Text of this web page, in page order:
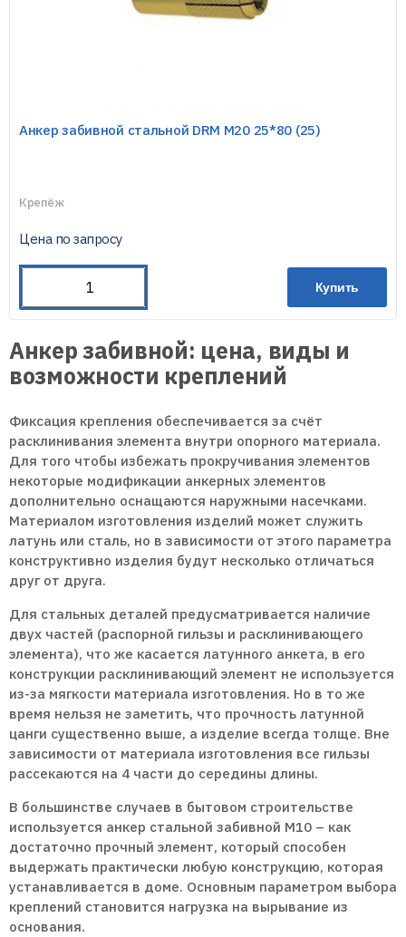
Анкер забивной стальной DRM М20 25*80 (25)
Крепёж
Цена по запросу
Купить
Анкер забивной: цена, виды и
возможности креплений
Фиксация крепления обеспечивается за счёт
расклинивания элемента внутри опорного материала.
Для того чтобы избежать прокручивания элементов
некоторые модификации анкерных элементов
дополнительно оснащаются наружными насечками.
Материалом изготовления изделий может служить
латунь или сталь, но в зависимости от этого параметра
конструктивно изделия будут несколько отличаться
друг от друга.
Для стальных деталей предусматривается наличие
двух частей (распорной гильзы и расклинивающего
элемента), что же касается латунного анкета, в его
конструкции расклинивающий элемент не используется
из-за мягкости материала изготовления. Но в то же
время нельзя не заметить, что прочность латунной
цанги существенно выше, а изделие всегда толще. Вне
зависимости от материала изготовления все гильзы
рассекаются на 4 части до середины длины.
В большинстве случаев в бытовом строительстве
используется анкер стальной забивной М10 – как
достаточно прочный элемент, который способен
выдержать практически любую конструкцию, которая
устанавливается в доме. Основным параметром выбора
креплений становится нагрузка на вырывание из
основания.